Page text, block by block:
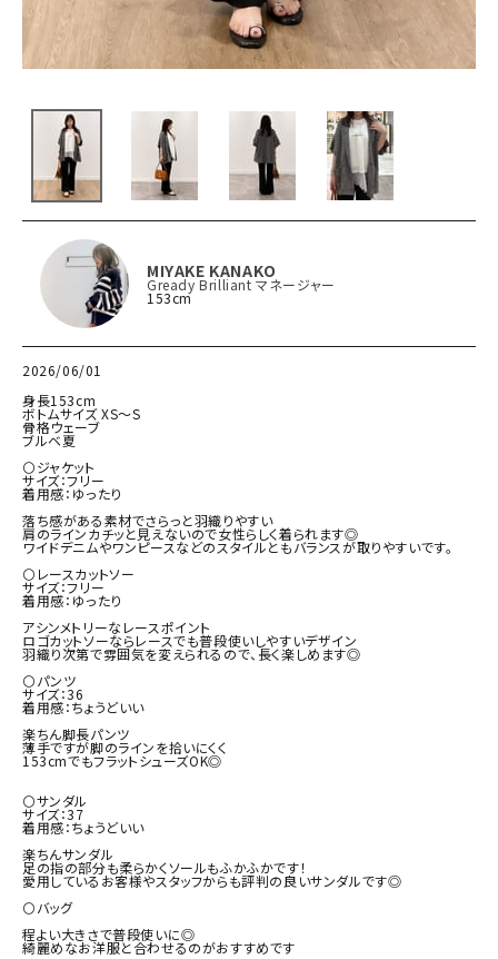
MIYAKE KANAKO
Gready Brilliant マネージャー
153cm
2026/06/01
身長153cm
ボトムサイズ XS〜S
骨格ウェーブ
ブルベ夏
⚪ジャケット
サイズ：フリー
着用感：ゆったり
落ち感がある素材でさらっと羽織りやすい
肩のラインカチッと見えないので女性らしく着られます◎
ワイドデニムやワンピースなどのスタイルともバランスが取りやすいです。
⚪レースカットソー
サイズ：フリー
着用感：ゆったり
アシンメトリーなレースポイント
ロゴカットソーならレースでも普段使いしやすいデザイン
羽織り次第で雰囲気を変えられるので、長く楽しめます◎
⚪パンツ
サイズ：36
着用感：ちょうどいい
楽ちん脚長パンツ
薄手ですが脚のラインを拾いにくく
153cmでもフラットシューズOK◎
⚪サンダル
サイズ：37
着用感：ちょうどいい
楽ちんサンダル
足の指の部分も柔らかくソールもふかふかです！
愛用しているお客様やスタッフからも評判の良いサンダルです◎
⚪バッグ
程よい大きさで普段使いに◎
綺麗めなお洋服と合わせるのがおすすめです